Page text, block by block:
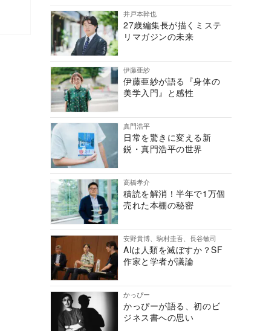
井戸本幹也
27歳編集長が描くミステ
リマガジンの未来
伊藤亜紗
伊藤亜紗が語る『身体の
美学入門』と感性
真門浩平
日常を驚きに変える新
鋭・真門浩平の世界
高橋孝介
積読を解消！半年で1万個
売れた本棚の秘密
安野貴博、駒村圭吾、長谷敏司
AIは人類を滅ぼすか？SF
作家と学者が議論
かっぴー
かっぴーが語る、初のビ
ジネス書への思い